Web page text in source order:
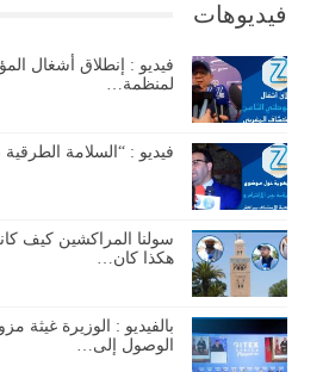
فيديوهات
فيديو : إنطلاق أشغال
لمنظمة…
فيديو : “السلامة الطرقية
سولنا المراكشين كيف
هكذا كان…
بالفيديو : الوزيرة غيثة
الوصول إلى…